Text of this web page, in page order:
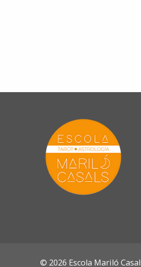
© 2026 Escola Mariló